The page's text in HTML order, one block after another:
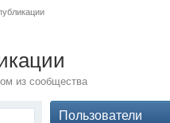
из сообщества
Пользователи